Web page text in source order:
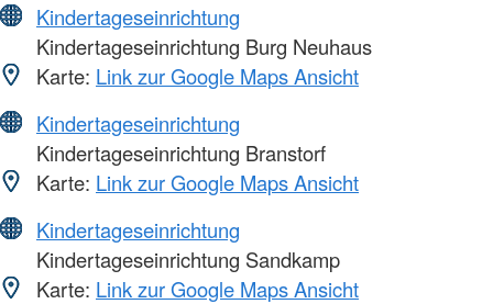
Kindertageseinrichtung
Kindertageseinrichtung Burg Neuhaus
Karte: Link zur Google Maps Ansicht
Kindertageseinrichtung
Kindertageseinrichtung Branstorf
Karte: Link zur Google Maps Ansicht
Kindertageseinrichtung
Kindertageseinrichtung Sandkamp
Karte: Link zur Google Maps Ansicht